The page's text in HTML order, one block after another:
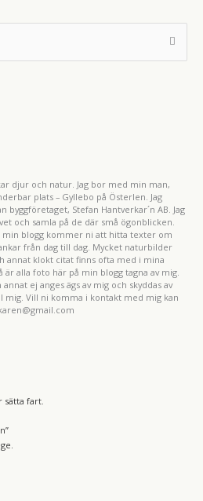
djur och natur. Jag bor med min man,
plats – Gyllebo på Österlen. Jag
Stefan Hantverkar´n AB. Jag
och samla på de där små ögonblicken.
min blogg kommer ni att hitta texter om
från dag till dag. Mycket naturbilder
annat klokt citat finns ofta med i mina
är alla foto här på min blogg tagna av mig.
ej anges ägs av mig och skyddas av
mig. Vill ni komma i kontakt med mig kan
fart.